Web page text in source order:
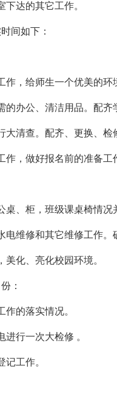
下达的其它工作。
间如下：
作，给师生一个优美的环
的办公、清洁用品。配齐
大清查。配齐、更换、检
作，做好报名前的准备工
桌、柜，班级课桌椅情况
电维修和其它维修工作。
美化、亮化校园环境。
：
作的落实情况。
进行一次大检修 。
记工作。